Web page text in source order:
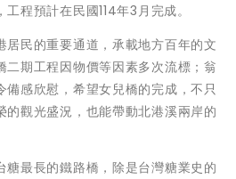
程預計在民國114年3月完成。
居民的重要通道，承載地方百年的文
二期工程因物價等因素多次流標；翁
感欣慰，希望女兒橋的完成，不只
的觀光盛況，也能帶動北港溪兩岸的
糖最長的鐵路橋，除是台灣糖業史的